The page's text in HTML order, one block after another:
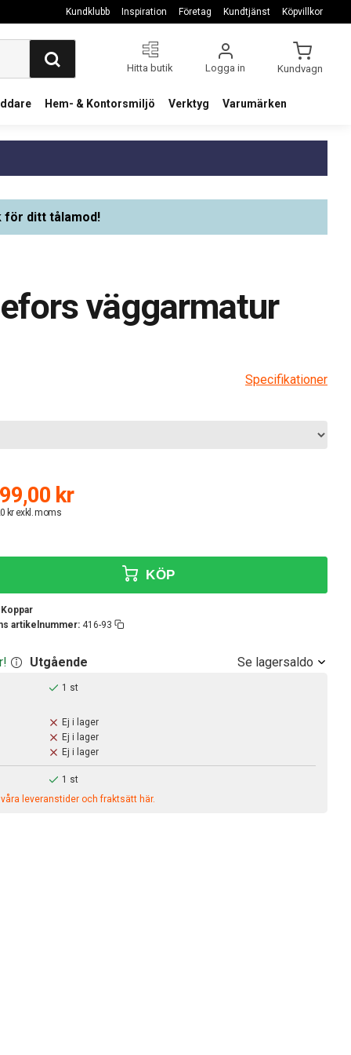
Kundklubb Inspiration Företag Kundtjänst Köpvillkor
Hitta butik Logga in Kundvagn
Hem- & Kontorsmiljö Verktyg Varumärken
för ditt tålamod!
väggarmatur
Specifikationer
kr
kr exkl. moms
artikelnummer: 416-93
KÖP
Utgående Se lagersaldo
1 st
Ej i lager
Ej i lager
Ej i lager
1 st
leveranstider och fraktsätt här.